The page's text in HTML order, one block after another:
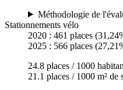
Méthodologie de
Stationnements vélo
2020 : 461 places
2025 : 566 places
24.8 places / 1000
21.1 places / 1000 m² de